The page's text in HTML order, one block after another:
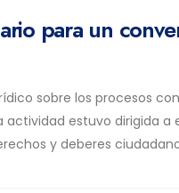
para un
sobre los procesos
actividad estuvo dirigida
y deberes